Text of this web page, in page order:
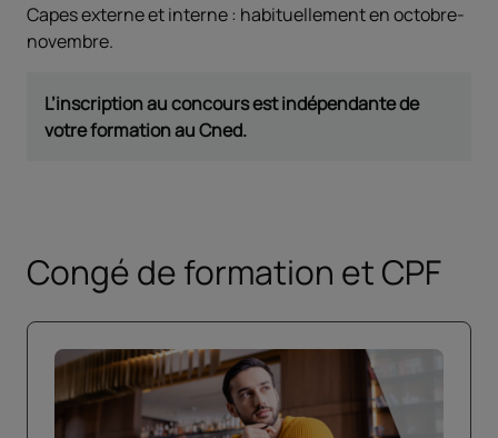
Capes externe et interne : habituellement en octobre-
novembre.
L’inscription au concours est indépendante de
votre formation au Cned.
Congé de formation et CPF